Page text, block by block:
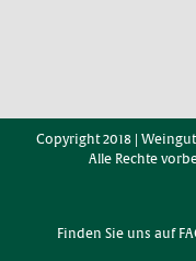
Copyright 2018 |
Alle Rechte
Finden Sie uns auf